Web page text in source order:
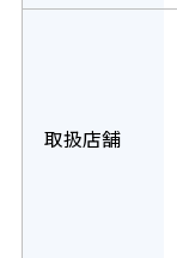
取扱店舗